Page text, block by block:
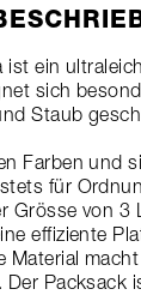
ist ein
sich
Staub
Farben und
für
Grösse von 3
effiziente
Material
Der Packsack